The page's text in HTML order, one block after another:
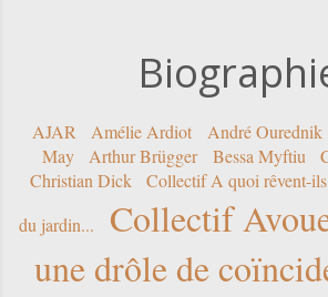
AJAR Amélie Ardiot André Ourednik
May
Arthur Brügger Bessa Myftiu
Christian Dick
Collectif A quoi rêvent-
du jardin...
Collectif
une drôle de